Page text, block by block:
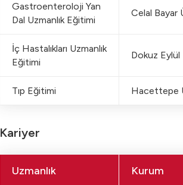
Gastroenteroloji Yan
Dal Uzmanlık Eğitimi
Celal Bayar
İç Hastalıkları Uzmanlık
Eğitimi
Dokuz Eylül
Tıp Eğitimi Hacettepe
Kariyer
Uzmanlık Kurum